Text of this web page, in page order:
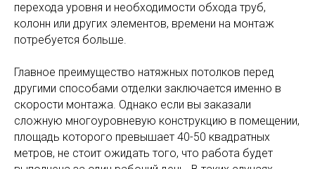
перехода уровня и необходимости обхода труб,
колонн или других элементов, времени на монтаж
потребуется больше.
Главное преимущество натяжных потолков перед
другими способами отделки заключается именно в
скорости монтажа. Однако если вы заказали
сложную многоуровневую конструкцию в помещении,
площадь которого превышает 40-50 квадратных
метров, не стоит ожидать того, что работа будет